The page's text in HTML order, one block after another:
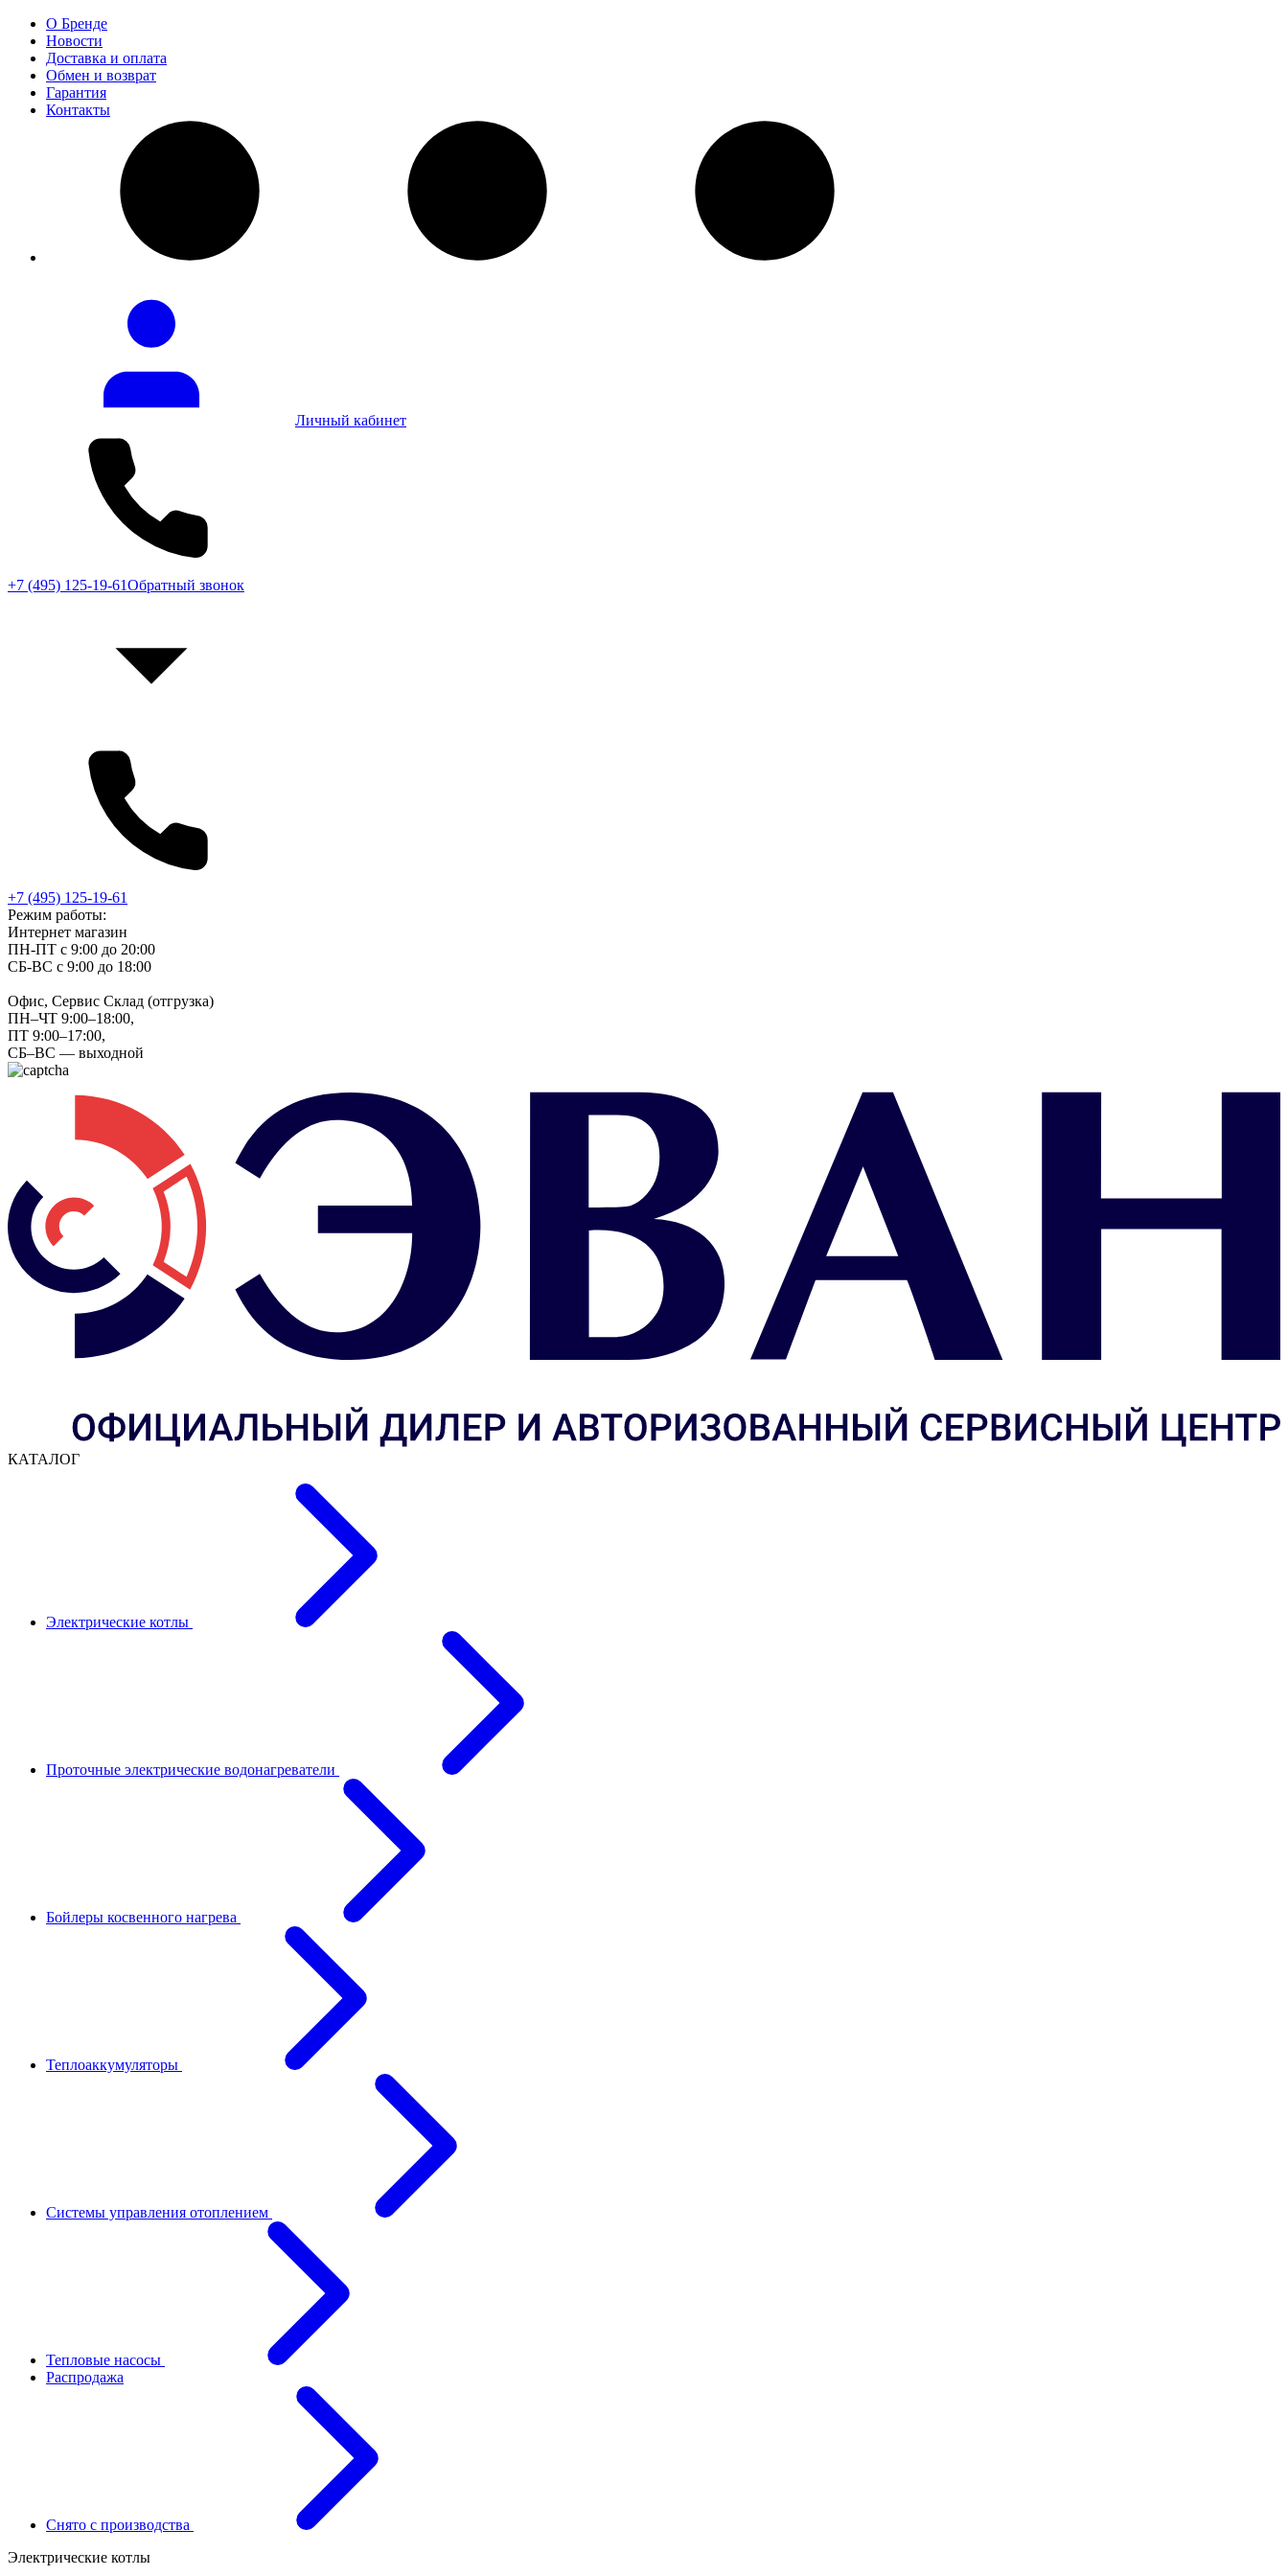
О Бренде
Новости
Доставка и оплата
Обмен и возврат
Гарантия
Контакты
Личный кабинет
+7 (495) 125-19-61Обратный звонок
+7 (495) 125-19-61
Режим работы:
Интернет магазин
ПН-ПТ с 9:00 до 20:00
СБ-ВС с 9:00 до 18:00
Офис, Сервис Склад (отгрузка)
ПН–ЧТ 9:00–18:00,
ПТ 9:00–17:00,
СБ–ВС — выходной
КАТАЛОГ
Электрические котлы
Проточные электрические водонагреватели
Бойлеры косвенного нагрева
Теплоаккумуляторы
Системы управления отоплением
Тепловые насосы
Распродажа
Снято с производства
Электрические котлы